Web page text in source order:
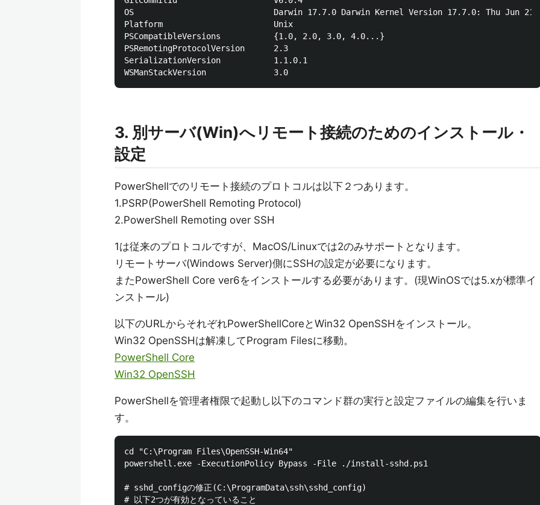
OS                             Darwin 17.7.0 Darwin Kernel Version 17.7.0: Thu Jun
Platform
PSCompatibleVersions
3. 別サーバ(Win)へリモート接続のためのインストール・
設定
PowerShellでのリモート接続のプロトコルは以下２つあります。
1.PSRP(PowerShell Remoting Protocol)
2.PowerShell Remoting over SSH
1は従来のプロトコルですが、MacOS/Linuxでは2のみサポートとなります。
リモートサーバ(Windows Server)側にSSHの設定が必要になります。
またPowerShell Core ver6をインストールする必要があります。(現WinOSでは5.xが標準イ
ンストール)
以下のURLからそれぞれPowerShellCoreとWin32 OpenSSHをインストール。
Win32 OpenSSHは解凍してProgram Filesに移動。
PowerShell Core
Win32 OpenSSH
PowerShellを管理者権限で起動し以下のコマンド群の実行と設定ファイルの編集を行いま
す。
cd "C:\Program Files\OpenSSH-Win64"
powershell.exe -ExecutionPolicy Bypass -File ./install-sshd.ps1
# sshd_configの修正(C:\ProgramData\ssh\sshd_config)
# 以下2つが有効となっていること